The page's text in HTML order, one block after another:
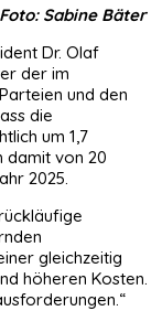
Sabine Bäter
Dr. Olaf
der im
und den
die
um 1,7
damit von 20
2025.
gleichzeitig
höheren Kosten.